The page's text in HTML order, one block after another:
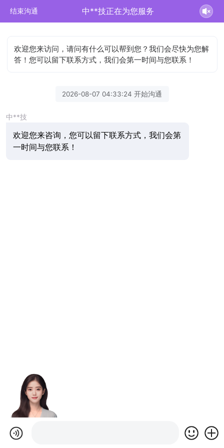
结束沟通 中**技正在为您服务
欢迎您来访问，请问有什么可以帮到您？我们会尽快为您解
答！您可以留下联系方式，我们会第一时间与您联系！
2026-08-07 04:33:24 开始沟通
中**技
欢迎您来咨询，您可以留下联系方式，我们会第
一时间与您联系！